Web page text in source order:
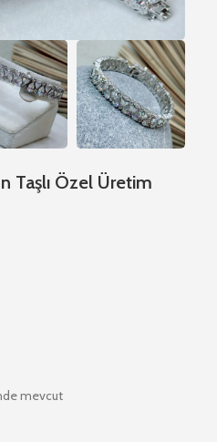
Taşlı Özel Üretim
mevcut